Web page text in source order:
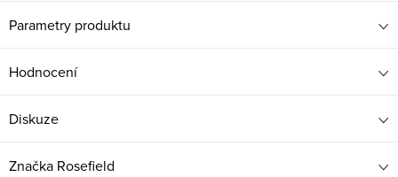
Parametry produktu
Hodnocení
Diskuze
Značka Rosefield